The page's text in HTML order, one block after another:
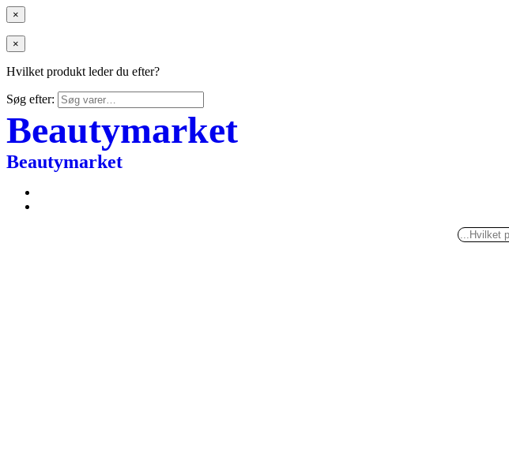
×
×
Hvilket produkt leder du efter?
Søg efter:
Beautymarket
Beautymarket